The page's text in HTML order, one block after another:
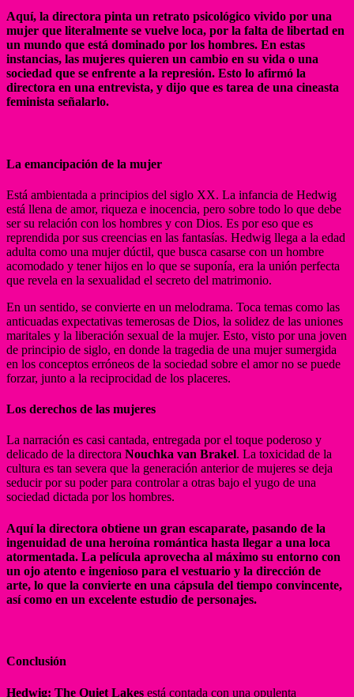
Aquí, la directora pinta un retrato psicológico vivido por una
mujer que literalmente se vuelve loca, por la falta de libertad en
un mundo que está dominado por los hombres. En estas
instancias, las mujeres quieren un cambio en su vida o una
sociedad que se enfrente a la represión. Esto lo afirmó la
directora en una entrevista, y dijo que es tarea de una cineasta
feminista señalarlo.
La emancipación de la mujer
Está ambientada a principios del siglo XX. La infancia de Hedwig
está llena de amor, riqueza e inocencia, pero sobre todo lo que debe
ser su relación con los hombres y con Dios. Es por eso que es
reprendida por sus creencias en las fantasías. Hedwig llega a la edad
adulta como una mujer dúctil, que busca casarse con un hombre
acomodado y tener hijos en lo que se suponía, era la unión perfecta
que revela en la sexualidad el secreto del matrimonio.
En un sentido, se convierte en un melodrama. Toca temas como las
anticuadas expectativas temerosas de Dios, la solidez de las uniones
maritales y la liberación sexual de la mujer. Esto, visto por una joven
de principio de siglo, en donde la tragedia de una mujer sumergida
en los conceptos erróneos de la sociedad sobre el amor no se puede
forzar, junto a la reciprocidad de los placeres.
Los derechos de las mujeres
La narración es casi cantada, entregada por el toque poderoso y
delicado de la directora Nouchka van Brakel. La toxicidad de la
cultura es tan severa que la generación anterior de mujeres se deja
seducir por su poder para controlar a otras bajo el yugo de una
sociedad dictada por los hombres.
Aquí la directora obtiene un gran escaparate, pasando de la
ingenuidad de una heroína romántica hasta llegar a una loca
atormentada. La película aprovecha al máximo su entorno con
un ojo atento e ingenioso para el vestuario y la dirección de
arte, lo que la convierte en una cápsula del tiempo convincente,
así como en un excelente estudio de personajes.
Conclusión
Hedwig: The Quiet Lakes está contada con una opulenta